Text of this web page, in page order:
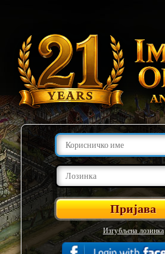
Изгубљена лозинка